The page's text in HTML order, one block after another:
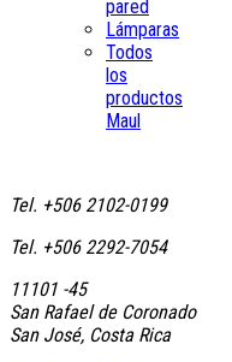
pared
Lámparas
Todos
los
productos
Maul
Tel. +506 2102-0199
Tel. +506 2292-7054
11101 -45
San Rafael de Coronado
San José, Costa Rica